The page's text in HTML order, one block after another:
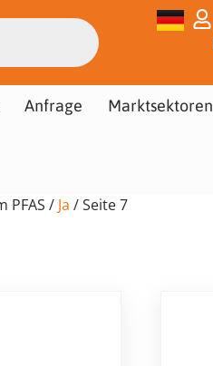
Anfrage Marktsektoren
PFAS / Ja / Seite 7